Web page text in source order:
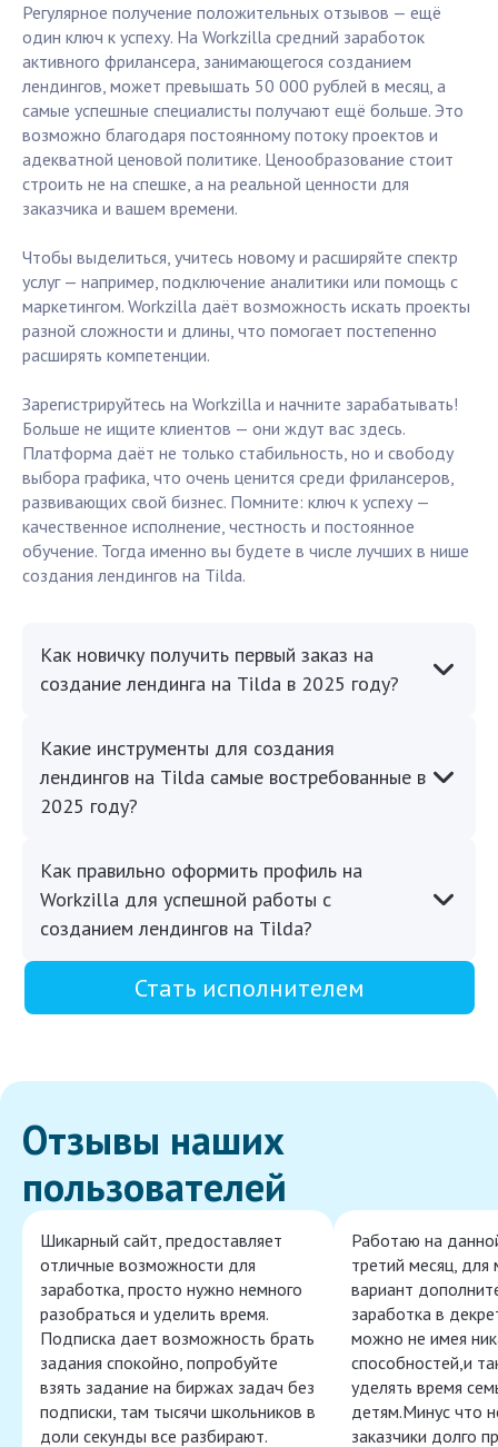
Регулярное получение положительных отзывов — ещё
один ключ к успеху. На Workzilla средний заработок
активного фрилансера, занимающегося созданием
лендингов, может превышать 50 000 рублей в месяц, а
самые успешные специалисты получают ещё больше. Это
возможно благодаря постоянному потоку проектов и
адекватной ценовой политике. Ценообразование стоит
строить не на спешке, а на реальной ценности для
заказчика и вашем времени.
Чтобы выделиться, учитесь новому и расширяйте спектр
услуг — например, подключение аналитики или помощь с
маркетингом. Workzilla даёт возможность искать проекты
разной сложности и длины, что помогает постепенно
расширять компетенции.
Зарегистрируйтесь на Workzilla и начните зарабатывать!
Больше не ищите клиентов — они ждут вас здесь.
Платформа даёт не только стабильность, но и свободу
выбора графика, что очень ценится среди фрилансеров,
развивающих свой бизнес. Помните: ключ к успеху —
качественное исполнение, честность и постоянное
обучение. Тогда именно вы будете в числе лучших в нише
создания лендингов на Tilda.
Как новичку получить первый заказ на
создание лендинга на Tilda в 2025 году?
Какие инструменты для создания
лендингов на Tilda самые востребованные в
2025 году?
Как правильно оформить профиль на
Workzilla для успешной работы с
созданием лендингов на Tilda?
Стать исполнителем
Отзывы наших
пользователей
Шикарный сайт, предоставляет
отличные возможности для
заработка, просто нужно немного
разобраться и уделить время.
Подписка дает возможность брать
задания спокойно, попробуйте
взять задание на биржах задач без
подписки, там тысячи школьников в
доли секунды все разбирают.
Работаю на
третий месяц, для
вариант
заработка в
можно не имея
способностей,и
уделять время
детям.Минус что
заказчики долго